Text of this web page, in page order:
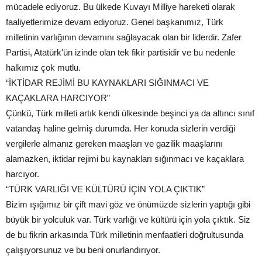
mücadele ediyoruz. Bu ülkede Kuvayı Milliye hareketi olarak
faaliyetlerimize devam ediyoruz. Genel başkanımız, Türk
milletinin varlığının devamını sağlayacak olan bir liderdir. Zafer
Partisi, Atatürk'ün izinde olan tek fikir partisidir ve bu nedenle
halkımız çok mutlu.
“İKTİDAR REJİMİ BU KAYNAKLARI SIĞINMACI VE
KAÇAKLARA HARCIYOR”
Çünkü, Türk milleti artık kendi ülkesinde beşinci ya da altıncı sınıf
vatandaş haline gelmiş durumda. Her konuda sizlerin verdiği
vergilerle almanız gereken maaşları ve gazilik maaşlarını
alamazken, iktidar rejimi bu kaynakları sığınmacı ve kaçaklara
harcıyor.
“TÜRK VARLIĞI VE KÜLTÜRÜ İÇİN YOLA ÇIKTIK”
Bizim ışığımız bir çift mavi göz ve önümüzde sizlerin yaptığı gibi
büyük bir yolculuk var. Türk varlığı ve kültürü için yola çıktık. Siz
de bu fikrin arkasında Türk milletinin menfaatleri doğrultusunda
çalışıyorsunuz ve bu beni onurlandırıyor.